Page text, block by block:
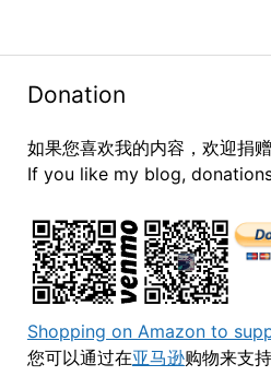
Donation
如果您喜欢我的内容，欢迎捐
If you like my blog,
Shopping on Amazon to
您可以通过在亚马逊购物来支